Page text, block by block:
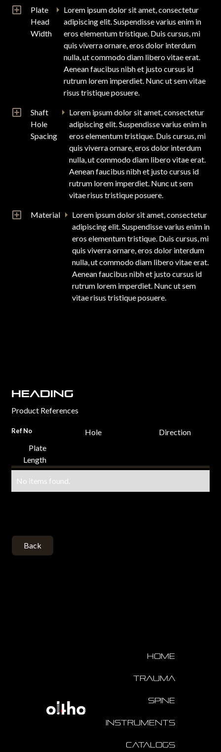
Plate
Head
Width
Lorem ipsum dolor sit amet, consectetur
adipiscing elit. Suspendisse varius enim in
eros elementum tristique. Duis cursus, mi
quis viverra ornare, eros dolor interdum
nulla, ut commodo diam libero vitae erat.
Aenean faucibus nibh et justo cursus id
rutrum lorem imperdiet. Nunc ut sem vitae
risus tristique posuere.
Shaft
Hole
Spacing
Lorem ipsum dolor sit amet, consectetur
adipiscing elit. Suspendisse varius enim in
eros elementum tristique. Duis cursus, mi
quis viverra ornare, eros dolor interdum
nulla, ut commodo diam libero vitae erat.
Aenean faucibus nibh et justo cursus id
rutrum lorem imperdiet. Nunc ut sem
vitae risus tristique posuere.
Material
Lorem ipsum dolor sit amet, consectetur
adipiscing elit. Suspendisse varius enim in
eros elementum tristique. Duis cursus, mi
quis viverra ornare, eros dolor interdum
nulla, ut commodo diam libero vitae erat.
Aenean faucibus nibh et justo cursus id
rutrum lorem imperdiet. Nunc ut sem
vitae risus tristique posuere.
Heading
Product References
Ref No Hole
Direction
Plate
Length
No items found.
Back
Home
Trauma
Spine
Instruments
Catalogs